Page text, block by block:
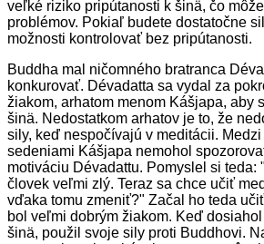
veľké riziko pripútanosti k šinä, čo
problémov. Pokiaľ budete dostatočne
možnosti kontrolovať bez pripútanosti.
Buddha mal ničomného bratranca
konkurovať. Dévadatta sa vydal za
žiakom, arhatom menom Kášjapa, aby
šinä. Nedostatkom arhatov je to, že
sily, keď nespočívajú v meditácii.
sedeniami Kášjapa nemohol
motiváciu Dévadattu. Pomyslel si teda:
človek veľmi zlý. Teraz sa chce učiť
vďaka tomu zmeniť?" Začal ho teda
bol veľmi dobrým žiakom. Keď
šinä, použil svoje sily proti Buddhovi.